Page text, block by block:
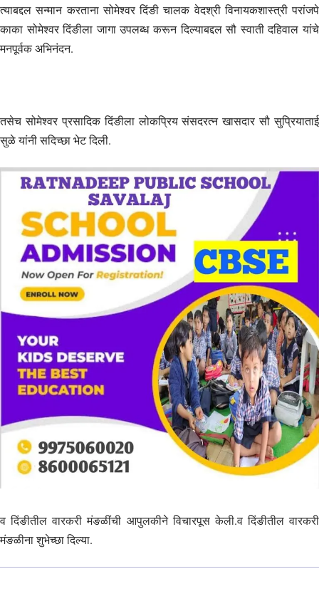
त्याबद्दल सन्मान करताना सोमेश्वर दिंङी चालक वेदश्री विनायकशास्त्री परांजपे
काका सोमेश्वर दिंङीला जागा उपलब्ध करून दिल्याबद्दल सौ स्वाती दहिवाल यांचे
मनपूर्वक अभिनंदन.
तसेच सोमेश्वर प्रसादिक दिंङीला लोकप्रिय संसदरत्न खासदार सौ सुप्रियाताई
सुळे यांनी सदिच्छा भेट दिली.
व दिंङीतील वारकरी मंङळींची आपुलकीने विचारपूस केली.व दिंङीतील वारकरी
मंङळीना शुभेच्छा दिल्या.